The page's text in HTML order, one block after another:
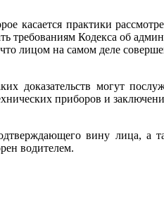
касается практики
требованиям Кодекса об
лицом на самом деле
доказательств могут
приборов и
вину лица,
водителем.